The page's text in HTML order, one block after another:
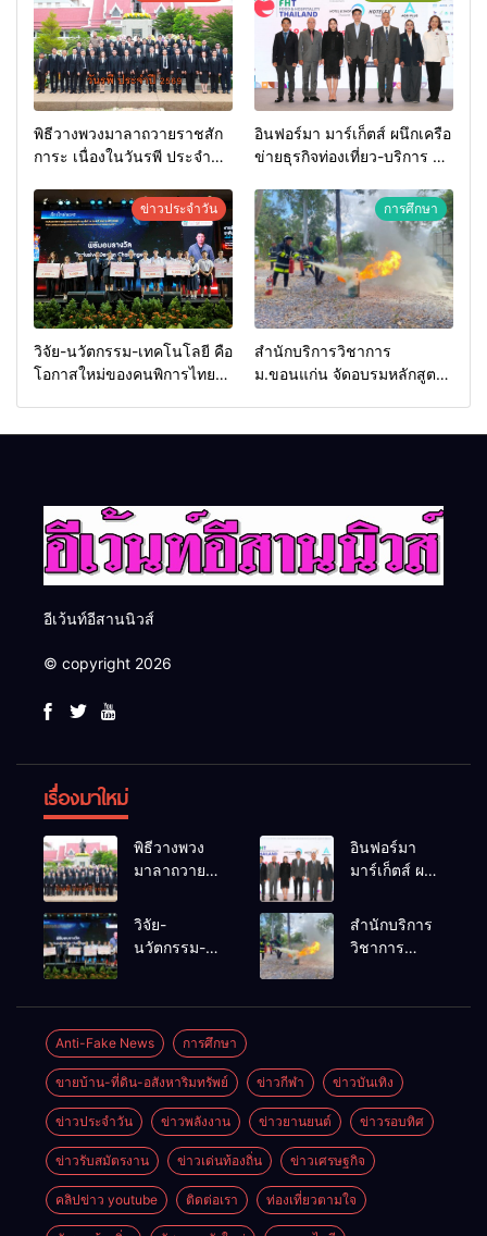
พิธีวางพวงมาลาถวายราชสัก
การะ เนื่องในวันรพี ประจำปี
วันรพี เพื่อเชื่อมความสัมพันธ์
อันดีของหน่วยงานใน
กระบวนการยุติธรรม
อินฟอร์มา มาร์เก็ตส์ ผนึกเครือ
ข่ายธุรกิจท่องเที่ยว-บริการ จัด
2026 เชื่อม 4 งานใหญ่ สร้าง
โอกาสธุรกิจครบวงจร ด้วย
ครับ
ข่าวประจำวัน
วิจัย-นวัตกรรม-เทคโนโลยี คือ
โอกาสใหม่ของคนพิการไทย
การศึกษา
สำนักบริการวิชาการ
ม.ขอนแก่น จัดอบรมหลักสูตร
อีเว้นท์อีสานนิวส์
© copyright 2026
เรื่องมาใหม่
พิธีวางพวง
มาลาถวาย
เนื่องในวันรพี
ประจำปี
ฟุตบอลวันรพี
เพื่อเชื่อม
ความสัมพันธ์
อันดีของ
หน่วยงานใน
กระบวนการ
ยุติธรรม
อินฟอร์มา
มาร์เก็ตส์ ผนึก
ธุรกิจท่อง
เที่ยว-บริการ
Thailand
สร้างโอกาส
ธุรกิจครบ
วงจร ด้วยครับ
วิจัย-
นวัตกรรม-
ไทย และพลัง
ขับเคลื่อน
เศรษฐกิจ
ประเทศ
สำนักบริการ
วิชาการ
ศักยภาพเจ้า
หน้าที่ท้องถิ่น
รับมืออัคคีภัย
ตามมาตรฐาน
สากล
Anti-Fake News การศึกษา
ขายบ้าน-ที่ดิน-อสังหาริมทรัพย์ ข่าวกีฬา ข่าวบันเทิง
ข่าวประจำวัน ข่าวพลังงาน ข่าวยานยนต์ ข่าวรอบทิศ
ข่าวรับสมัตรงาน ข่าวเด่นท้องถิ่น ข่าวเศรษฐกิจ
คลิปข่าว youtube ติดต่อเรา ท่องเที่ยวตามใจ